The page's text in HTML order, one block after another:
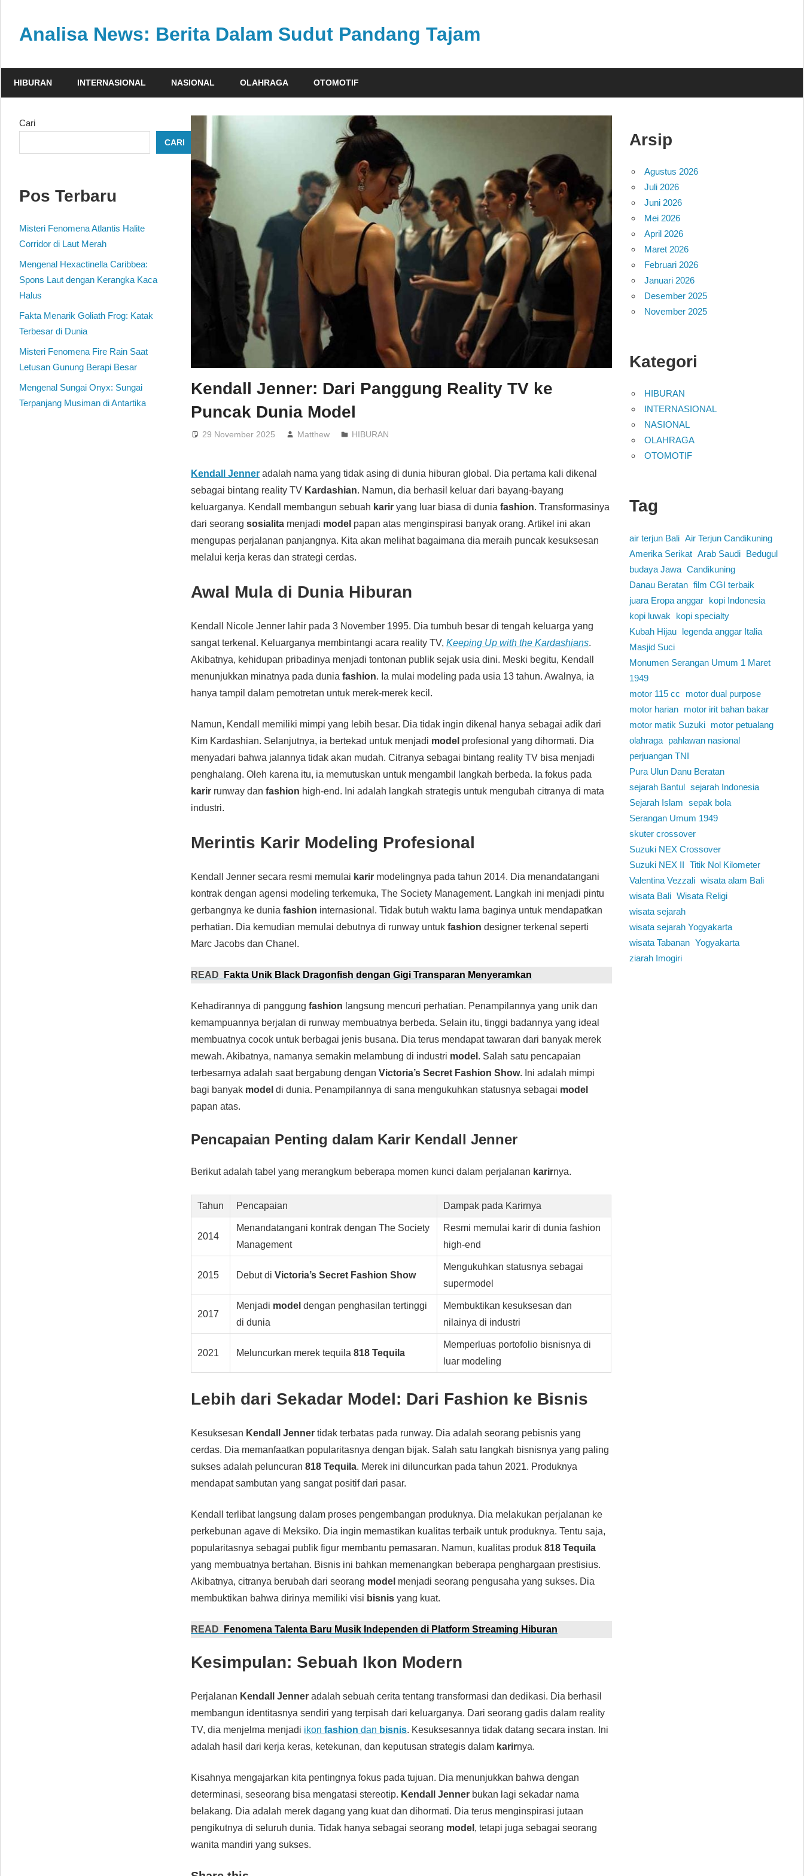
contentAnalisa News: Berita Dalam Sudut Pandang Tajam
dan
dari
politik,
HIBURAN INTERNASIONAL NASIONAL OLAHRAGA OTOMOTIF
Kendall Jenner: Dari Panggung Reality TV ke
Puncak Dunia Model
29 November 2025 Matthew HIBURAN
Kendall Jenner adalah nama yang tidak asing di dunia hiburan global. Dia pertama kali dikenal
sebagai bintang reality TV Kardashian. Namun, dia berhasil keluar dari bayang-bayang
keluarganya. Kendall membangun sebuah karir yang luar biasa di duniafashion. Transformasinya
dari seorangsosialita menjadi model papan atas menginspirasi banyak orang. Artikel ini akan
mengupas perjalanan panjangnya. Kita akan melihat bagaimana dia meraih puncak kesuksesan
melalui kerja keras dan strategi cerdas.
Awal Mula di Dunia Hiburan
Kendall Nicole Jenner lahir pada 3 November 1995. Dia tumbuh besar di tengah keluarga yang
sangat terkenal. Keluarganya membintangi acara reality TV,Keeping Up with the Kardashians.
Akibatnya, kehidupan pribadinya menjadi tontonan publik sejak usia dini. Meski begitu, Kendall
menunjukkan minatnya pada duniafashion. Ia mulai modeling pada usia 13 tahun. Awalnya, ia
hanya tampil dalam pemotretan untuk merek-merek kecil.
Namun, Kendall memiliki mimpi yang lebih besar. Dia tidak ingin dikenal hanya sebagai adik dari
Kim Kardashian. Selanjutnya, ia bertekad untuk menjadi model profesional yang dihormati. Dia
menyadari bahwa jalannya tidak akan mudah. Citranya sebagai bintang reality TV bisa menjadi
penghalang. Oleh karena itu, ia memutuskan untuk mengambil langkah berbeda. Ia fokus pada
karir runway danfashion high-end. Ini adalah langkah strategis untuk mengubah citranya di mata
industri.
Merintis Karir Modeling Profesional
Kendall Jenner secara resmi memulai karir modelingnya pada tahun 2014. Dia menandatangani
kontrak dengan agensi modeling terkemuka, The Society Management. Langkah ini menjadi pintu
gerbangnya ke duniafashion internasional. Tidak butuh waktu lama baginya untuk mendapatkan
perhatian. Dia kemudian memulai debutnya di runway untukfashion designer terkenal seperti
Marc Jacobs dan Chanel.
READ Fakta Unik Black Dragonfish dengan Gigi Transparan Menyeramkan
Kehadirannya di panggungfashion langsung mencuri perhatian. Penampilannya yang unik dan
kemampuannya berjalan di runway membuatnya berbeda. Selain itu, tinggi badannya yang ideal
membuatnya cocok untuk berbagai jenis busana. Dia terus mendapat tawaran dari banyak merek
mewah. Akibatnya, namanya semakin melambung di industri model . Salah satu pencapaian
terbesarnya adalah saat bergabung denganVictoria’s Secret Fashion Show. Ini adalah mimpi
bagi banyak model di dunia. Penampilannya di sana mengukuhkan statusnya sebagai model
papan atas.
Pencapaian Penting dalam Karir Kendall Jenner
Berikut adalah tabel yang merangkum beberapa momen kunci dalam perjalanan karirnya.
Tahun Pencapaian Dampak pada Karirnya
2014
Menandatangani kontrak dengan The Society
Management
Resmi memulai karir di dunia fashion
high-end
2015 Debut di Victoria’s Secret Fashion Show
Mengukuhkan statusnya sebagai
supermodel
2017
Menjadi model dengan penghasilan tertinggi
di dunia
Membuktikan kesuksesan dan
nilainya di industri
2021 Meluncurkan merek tequila 818 Tequila
Memperluas portofolio bisnisnya di
luar modeling
Lebih dari Sekadar Model: Dari Fashion ke Bisnis
Kesuksesan Kendall Jenner tidak terbatas pada runway. Dia adalah seorang pebisnis yang
cerdas. Dia memanfaatkan popularitasnya dengan bijak. Salah satu langkah bisnisnya yang paling
sukses adalah peluncuran818 Tequila. Merek ini diluncurkan pada tahun 2021. Produknya
mendapat sambutan yang sangat positif dari pasar.
Kendall terlibat langsung dalam proses pengembangan produknya. Dia melakukan perjalanan ke
perkebunan agave di Meksiko. Dia ingin memastikan kualitas terbaik untuk produknya. Tentu saja,
popularitasnya sebagai publik figur membantu pemasaran. Namun, kualitas produk818 Tequila
yang membuatnya bertahan. Bisnis ini bahkan memenangkan beberapa penghargaan prestisius.
Akibatnya, citranya berubah dari seorang model menjadi seorang pengusaha yang sukses. Dia
membuktikan bahwa dirinya memiliki visi bisnis yang kuat.
READ Fenomena Talenta Baru Musik Independen di Platform Streaming Hiburan
Kesimpulan: Sebuah Ikon Modern
Perjalanan Kendall Jenner adalah sebuah cerita tentang transformasi dan dedikasi. Dia berhasil
membangun identitasnya sendiri yang terpisah dari keluarganya. Dari seorang gadis dalam reality
TV, dia menjelma menjadi ikonfashion dan bisnis. Kesuksesannya tidak datang secara instan. Ini
adalah hasil dari kerja keras, ketekunan, dan keputusan strategis dalam karirnya.
Kisahnya mengajarkan kita pentingnya fokus pada tujuan. Dia menunjukkan bahwa dengan
determinasi, seseorang bisa mengatasi stereotip. Kendall Jenner bukan lagi sekadar nama
belakang. Dia adalah merek dagang yang kuat dan dihormati. Dia terus menginspirasi jutaan
pengikutnya di seluruh dunia. Tidak hanya sebagai seorang model , tetapi juga sebagai seorang
wanita mandiri yang sukses.
Cari
CARI
Pos Terbaru
Misteri Fenomena Atlantis Halite
Corridor di Laut Merah
Mengenal Hexactinella Caribbea:
Spons Laut dengan Kerangka Kaca
Halus
Fakta Menarik Goliath Frog: Katak
Terbesar di Dunia
Misteri Fenomena Fire Rain Saat
Letusan Gunung Berapi Besar
Mengenal Sungai Onyx: Sungai
Terpanjang Musiman di Antartika
Arsip
Agustus 2026
Juli 2026
Juni 2026
Mei 2026
April 2026
Maret 2026
Februari 2026
Januari 2026
Desember 2025
November 2025
Kategori
HIBURAN
INTERNASIONAL
NASIONAL
OLAHRAGA
OTOMOTIF
Tag
air terjun Bali Air Terjun Candikuning
Amerika Serikat Arab Saudi
Bedugul
budaya Jawa Candikuning
Danau Beratan film CGI terbaik
juara Eropa anggar
kopi Indonesia
kopi luwak
kopi specialty
Kubah Hijau
legenda anggar Italia
Masjid Suci
Monumen Serangan Umum 1 Maret
1949
motor 115 cc
motor dual purpose
motor harian
motor irit bahan bakar
motor matik Suzuki
motor petualang
olahraga
pahlawan nasional
perjuangan TNI
Pura Ulun Danu Beratan
sejarah Bantul sejarah Indonesia
Sejarah Islam sepak bola
Serangan Umum 1949
skuter crossover
Suzuki NEX Crossover
Suzuki NEX II Titik Nol Kilometer
Valentina Vezzali wisata alam Bali
wisata Bali Wisata Religi
wisata sejarah
wisata sejarah Yogyakarta
wisata Tabanan Yogyakarta
ziarah Imogiri